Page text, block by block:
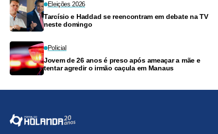
Eleições 2026
Tarcísio e Haddad se reencontram em debate na TV
neste domingo
Policial
Jovem de 26 anos é preso após ameaçar a mãe e
tentar agredir o irmão caçula em Manaus